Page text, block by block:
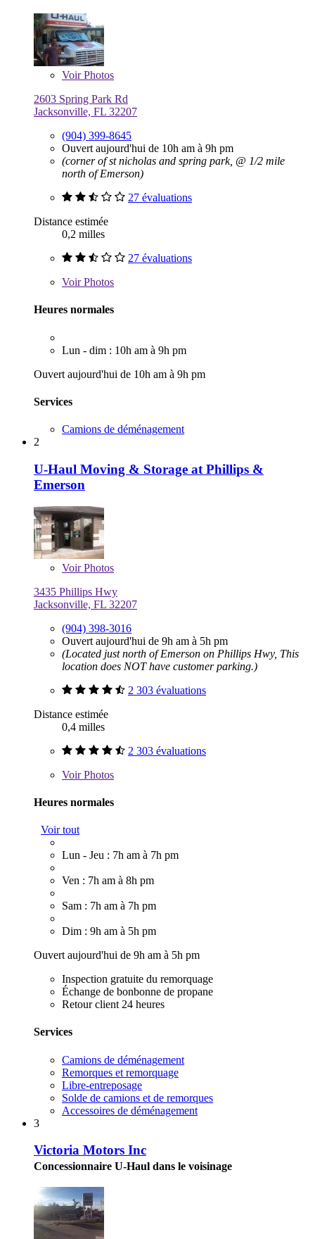
VoirPhotos
2603 Spring Park Rd
Jacksonville, FL 32207
(904) 399-8645
Ouvert aujourd'hui de 10h am à 9h pm
(corner of st nicholas and spring park, @ 1/2 mile
north of Emerson)
27 évaluations
Distance estimée
0,2 milles
27 évaluations
VoirPhotos
Heures normales
Lun - dim : 10h am à 9h pm
Ouvert aujourd'hui de 10h am à 9h pm
Services
Camions de déménagement
2
U-Haul Moving & Storage at Phillips &
Emerson
VoirPhotos
3435 Phillips Hwy
Jacksonville, FL 32207
(904) 398-3016
Ouvert aujourd'hui de 9h am à 5h pm
(Located just north of Emerson on Phillips Hwy, This
location does NOT have customer parking.)
2 303 évaluations
Distance estimée
0,4 milles
2 303 évaluations
VoirPhotos
Heures normales
Voir tout
Lun - Jeu : 7h am à 7h pm
Ven : 7h am à 8h pm
Sam : 7h am à 7h pm
Dim : 9h am à 5h pm
Ouvert aujourd'hui de 9h am à 5h pm
Inspection gratuite du remorquage
Échange de bonbonne de propane
Retour client 24 heures
Services
Camions de déménagement
Remorques et remorquage
Libre-entreposage
Solde de camions et de remorques
Accessoires de déménagement
3
Victoria Motors Inc
Concessionnaire U-Haul dans le voisinage